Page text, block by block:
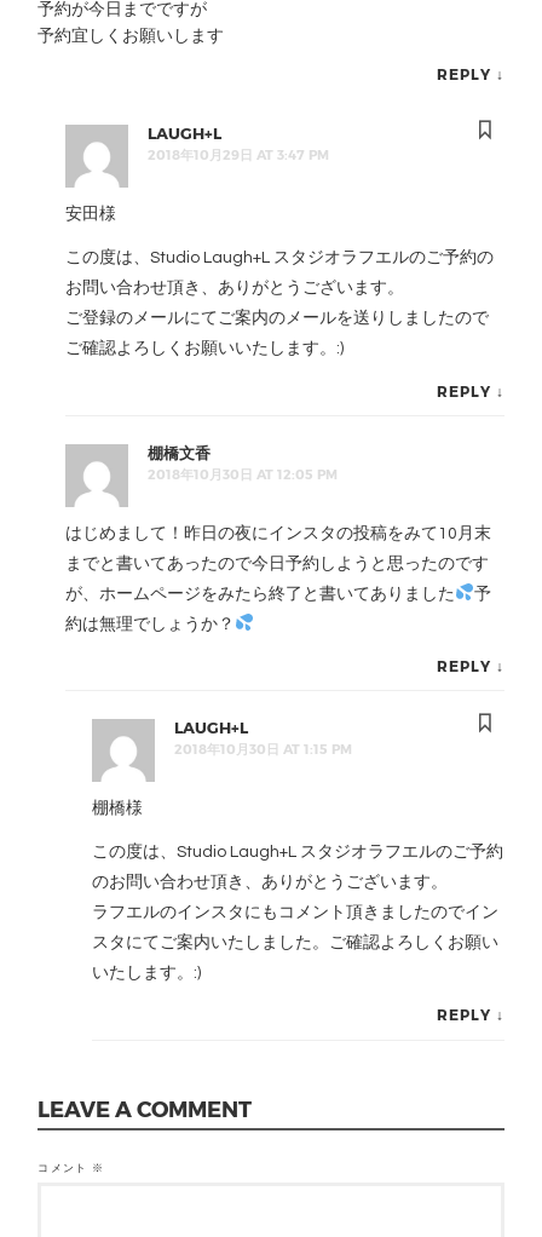
予約が今日までですが
予約宜しくお願いします
REPLY ↓
LAUGH+L
2018年10月29日 AT 3:47 PM
安田様
この度は、Studio Laugh+L スタジオラフエルのご予約の
お問い合わせ頂き、ありがとうございます。
ご登録のメールにてご案内のメールを送りしましたので
ご確認よろしくお願いいたします。:)
REPLY ↓
棚橋文香
2018年10月30日 AT 12:05 PM
はじめまして！昨日の夜にインスタの投稿をみて10月末
までと書いてあったので今日予約しようと思ったのです
が、ホームページをみたら終了と書いてありました
予
約は無理でしょうか？
REPLY ↓
LAUGH+L
2018年10月30日 AT 1:15 PM
棚橋様
この度は、Studio Laugh+L スタジオラフエルのご予約
のお問い合わせ頂き、ありがとうございます。
ラフエルのインスタにもコメント頂きましたのでイン
スタにてご案内いたしました。ご確認よろしくお願い
いたします。:)
REPLY ↓
LEAVE A COMMENT
コメント ※